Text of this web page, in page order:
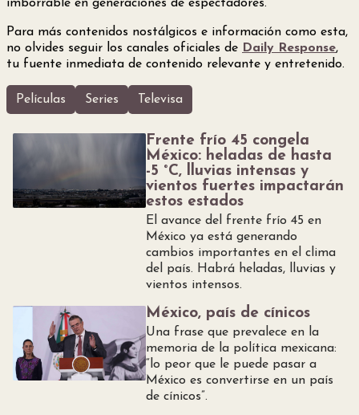
imborrable en generaciones de espectadores.
Para más contenidos nostálgicos e información como esta,
no olvides seguir los canales oficiales de Daily Response,
tu fuente inmediata de contenido relevante y entretenido.
Películas Series Televisa
Frente frío 45 congela
México: heladas de hasta
-5 °C, lluvias intensas y
vientos fuertes impactarán
estos estados
El avance del frente frío 45 en
México ya está generando
cambios importantes en el clima
del país. Habrá heladas, lluvias y
vientos intensos.
México, país de cínicos
Una frase que prevalece en la
memoria de la política mexicana:
“lo peor que le puede pasar a
México es convertirse en un país
de cínicos”.